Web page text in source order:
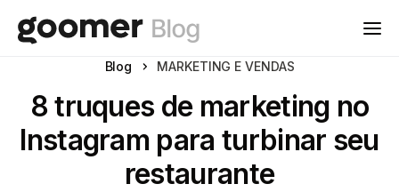
Blog MARKETING E VENDAS
8 truques de marketing no
Instagram para turbinar seu
restaurante